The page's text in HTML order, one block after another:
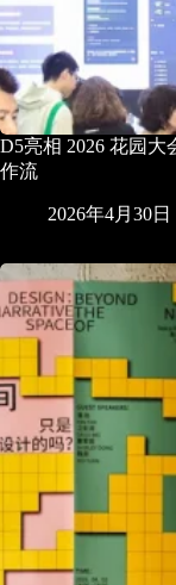
D5亮相 2026 花园
作流
2026年4月30日